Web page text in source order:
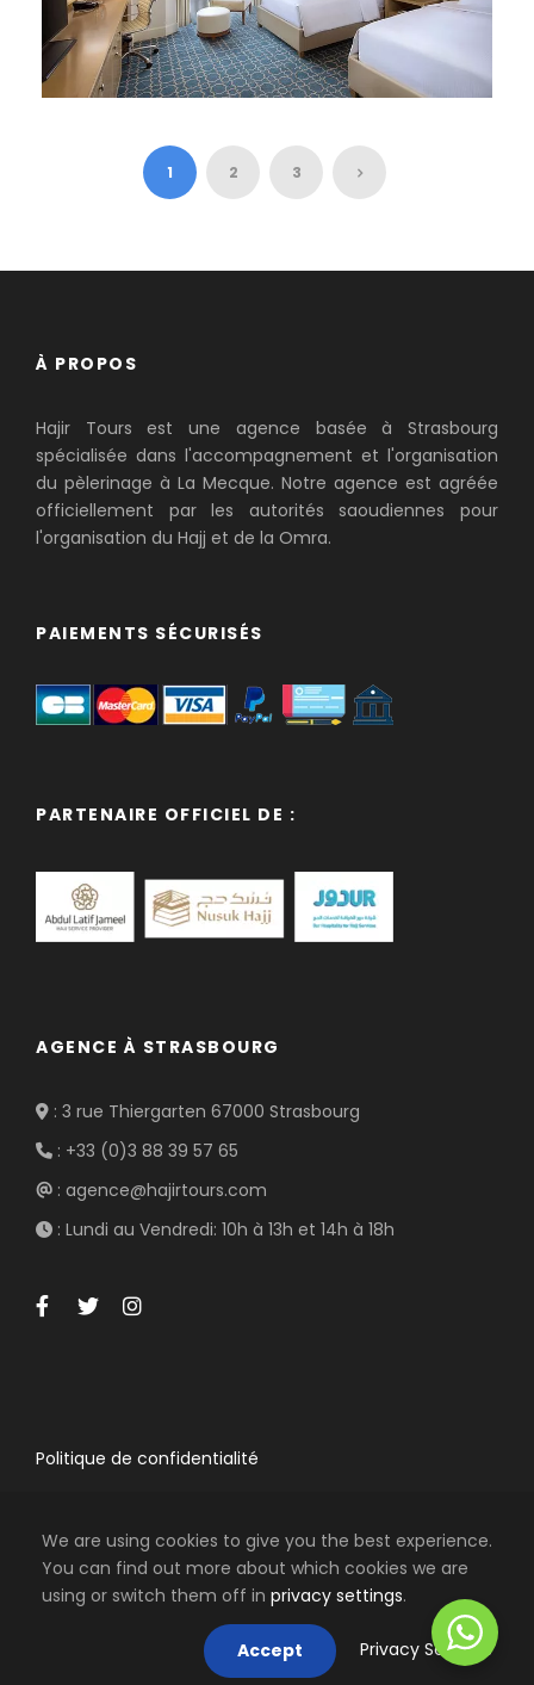
PENSION
1.790 €
1 2 3
À PROPOS
Hajir Tours est une agence basée à Strasbourg
spécialisée dans l'accompagnement et l'organisation
du pèlerinage à La Mecque. Notre agence est agréée
officiellement par les autorités saoudiennes pour
l'organisation du Hajj et de la Omra.
PAIEMENTS SÉCURISÉS
PARTENAIRE OFFICIEL DE :
AGENCE À STRASBOURG
: 3 rue Thiergarten 67000 Strasbourg
: +33 (0)3 88 39 57 65
: agence@hajirtours.com
: Lundi au Vendredi: 10h à 13h et 14h à 18h
Politique de confidentialité
COPYRIGHT 2009-2025 HAJIR TOURS, TOUS
DROITS RÉSERVÉS
We are using cookies to give you the best experience.
You can find out more about which cookies we are
using or switch them off in privacy settings.
Accept Privacy Settings